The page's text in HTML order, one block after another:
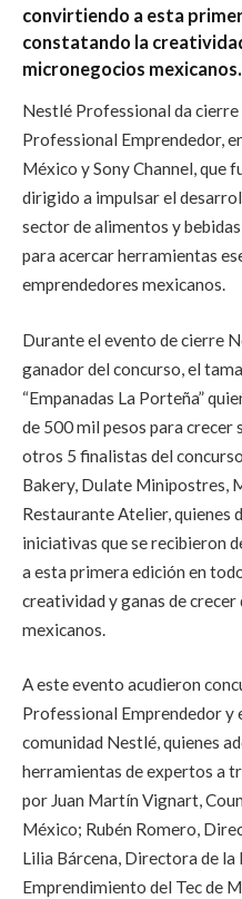
convirtiendo a esta
constatando la
micronegocios mexicanos.
Nestlé Professional da
Professional Emprendedor,
México y Sony Channel, que
dirigido a impulsar el
sector de alimentos y
para acercar herramientas
emprendedores mexicanos.
Durante el evento de cierre
ganador del concurso, el
“Empanadas La Porteña”
de 500 mil pesos para crecer
otros 5 finalistas del
Bakery, Dulate Minipostres,
Restaurante Atelier, quienes
iniciativas que se recibieron
a esta primera edición en
creatividad y ganas de
mexicanos.
A este evento acudieron
Professional Emprendedor y
comunidad Nestlé, quienes
herramientas de expertos a
por Juan Martín Vignart,
México; Rubén Romero,
Lilia Bárcena, Directora de la
Emprendimiento del Tec de